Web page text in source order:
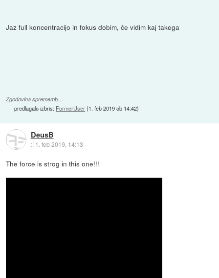
Jaz full koncentracijo in fokus dobim, če vidim kaj takega
Zgodovina sprememb…
predlagalo izbris: FormerUser(1. feb 2019 ob 14:42)
DeusB
:: 1. feb 2019, 14:13
The force is strog in this one!!!